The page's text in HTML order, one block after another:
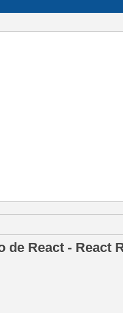
de React - React